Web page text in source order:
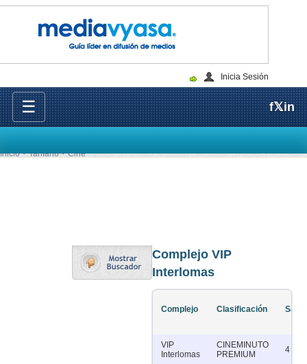
Inicia Sesión
☰ f𝕏in
Inicio Tarifario Cine
Complejo VIP
Interlomas
Complejo Clasificación Salas
VIP
Interlomas
CINEMINUTO
PREMIUM
4